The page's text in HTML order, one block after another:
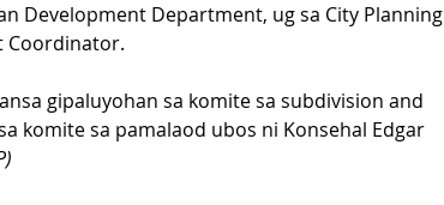
Development Department, ug sa City Planning
Coordinator.
gipaluyohan sa komite sa subdivision and
komite sa pamalaod ubos ni Konsehal Edgar